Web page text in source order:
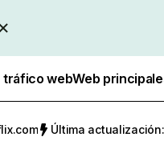
tráfico webWeb
Última